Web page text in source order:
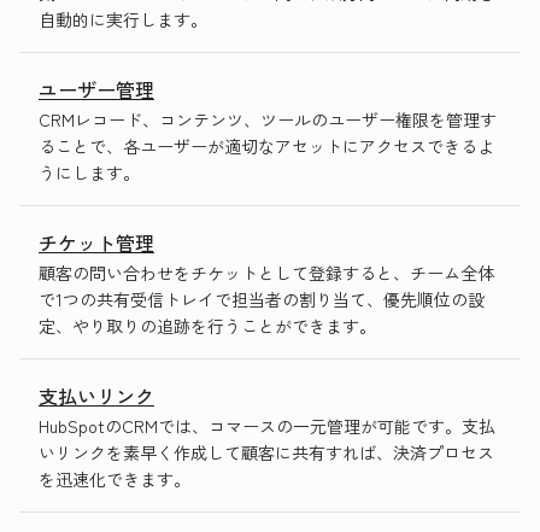
自動的に実行します。
ユーザー管理
CRMレコード、コンテンツ、ツールのユーザー権限を管理す
ることで、各ユーザーが適切なアセットにアクセスできるよ
うにします。
チケット管理
顧客の問い合わせをチケットとして登録すると、チーム全体
で1つの共有受信トレイで担当者の割り当て、優先順位の設
定、やり取りの追跡を行うことができます。
支払いリンク
HubSpotのCRMでは、コマースの一元管理が可能です。支払
いリンクを素早く作成して顧客に共有すれば、決済プロセス
を迅速化できます。